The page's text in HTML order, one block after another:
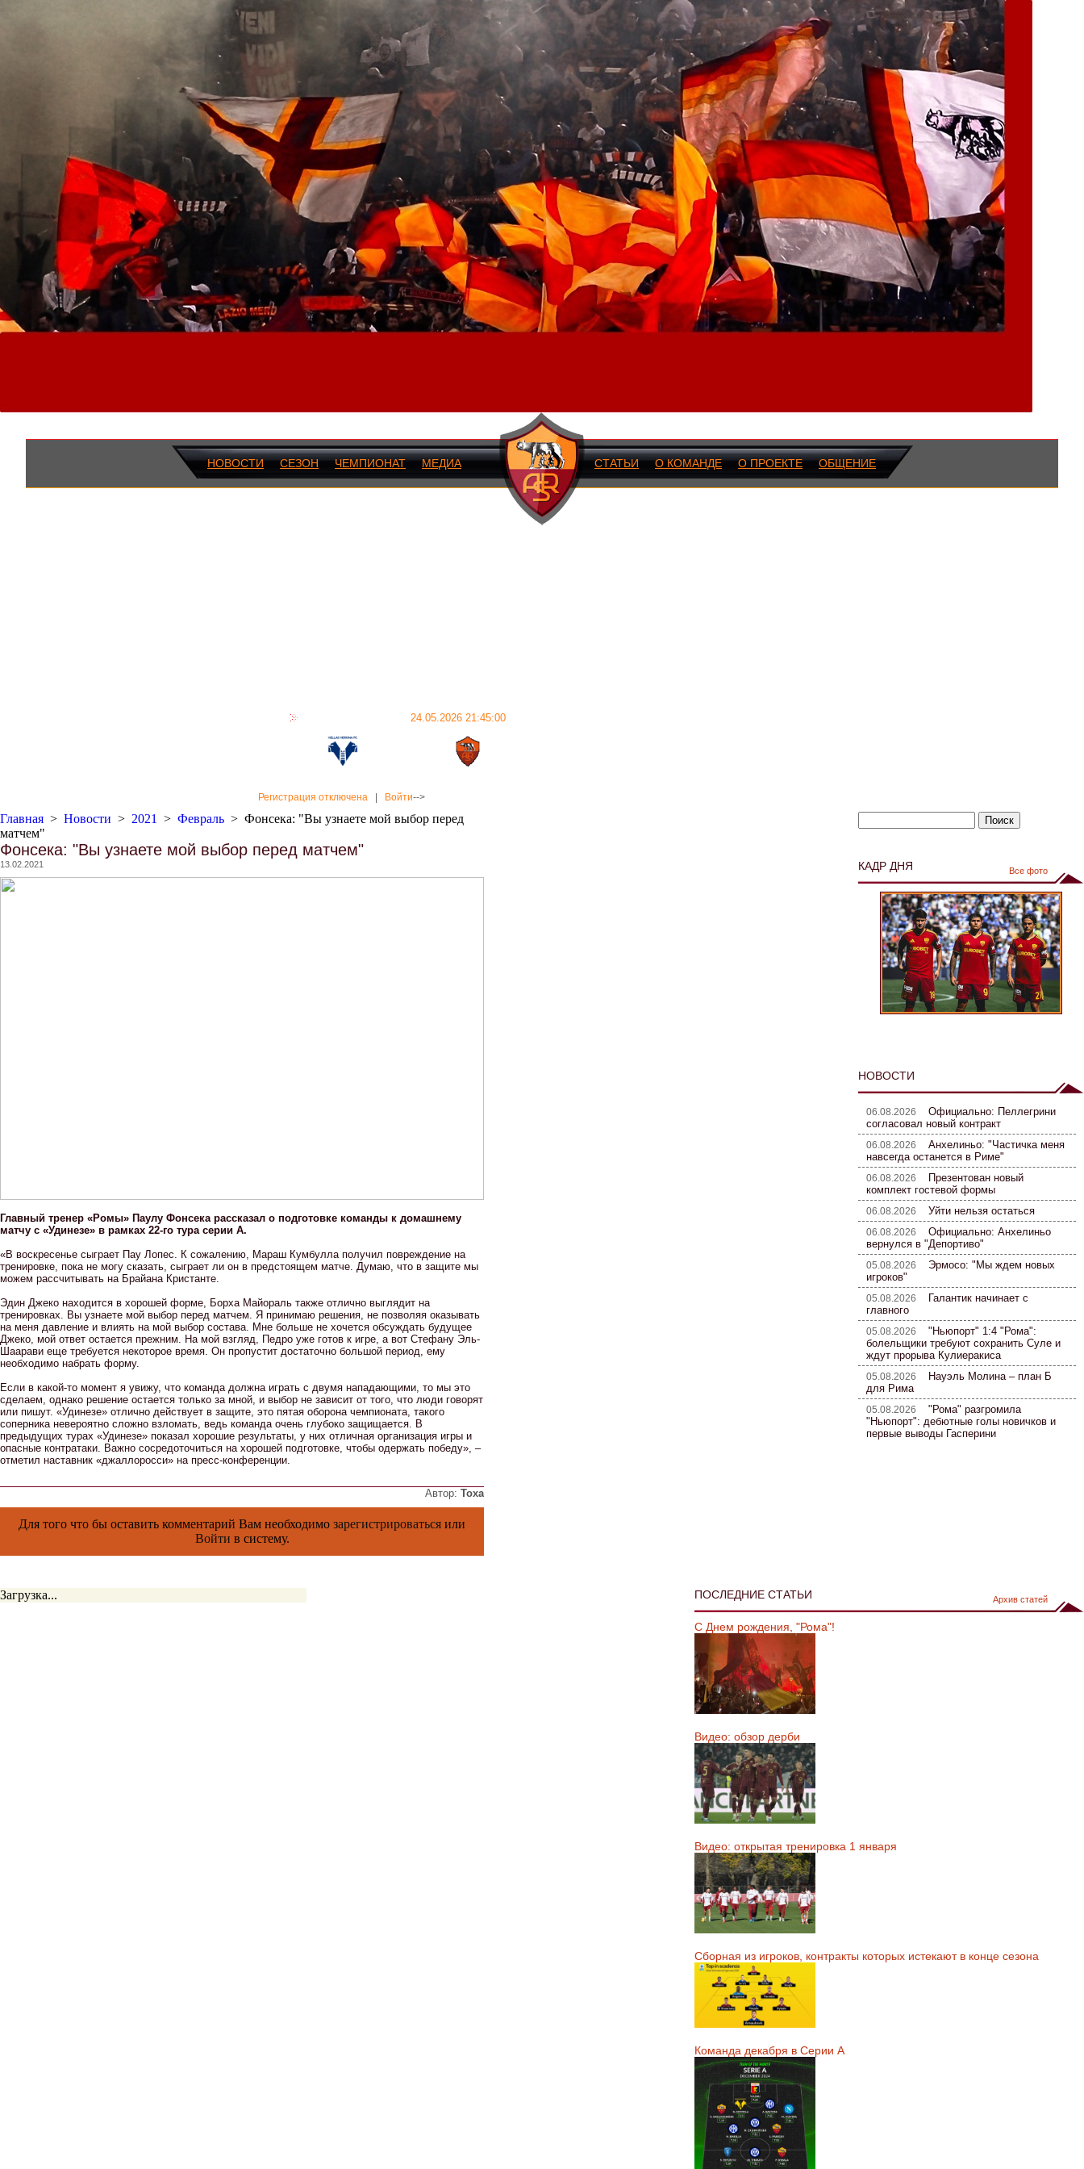
НОВОСТИ СЕЗОН ЧЕМПИОНАТ МЕДИА СТАТЬИ О КОМАНДЕ О ПРОЕКТЕ ОБЩЕНИЕ
24.05.2026 21:45:00
Регистрация отключена Войти-->
Главная > Новости > 2021 > Февраль > Фонсека: "Вы узнаете мой выбор перед
матчем"
Фонсека: "Вы узнаете мой выбор перед матчем"
13.02.2021
Главный тренер «Ромы» Паулу Фонсека рассказал о подготовке команды к домашнему
матчу с «Удинезе» в рамках 22-го тура серии А.
«В воскресенье сыграет Пау Лопес. К сожалению, Мараш Кумбулла получил повреждение на
тренировке, пока не могу сказать, сыграет ли он в предстоящем матче. Думаю, что в защите мы
можем рассчитывать на Брайана Кристанте.
Эдин Джеко находится в хорошей форме, Борха Майораль также отлично выглядит на
тренировках. Вы узнаете мой выбор перед матчем. Я принимаю решения, не позволяя оказывать
на меня давление и влиять на мой выбор состава. Мне больше не хочется обсуждать будущее
Джеко, мой ответ остается прежним. На мой взгляд, Педро уже готов к игре, а вот Стефану Эль-
Шаарави еще требуется некоторое время. Он пропустит достаточно большой период, ему
необходимо набрать форму.
Если в какой-то момент я увижу, что команда должна играть с двумя нападающими, то мы это
сделаем, однако решение остается только за мной, и выбор не зависит от того, что люди говорят
или пишут. «Удинезе» отлично действует в защите, это пятая оборона чемпионата, такого
соперника невероятно сложно взломать, ведь команда очень глубоко защищается. В
предыдущих турах «Удинезе» показал хорошие результаты, у них отличная организация игры и
опасные контратаки. Важно сосредоточиться на хорошей подготовке, чтобы одержать победу», –
отметил наставник «джаллоросси» на пресс-конференции.
Автор: Тоха
Для того что бы оставить комментарий Вам необходимо зарегистрироваться или
Войти в систему.
КАДР ДНЯ Все фото
НОВОСТИ
06.08.2026 Официально: Пеллегрини
согласовал новый контракт
06.08.2026 Анхелиньо: "Частичка меня
навсегда останется в Риме"
06.08.2026
Презентован новый
комплект гостевой формы
06.08.2026 Уйти нельзя остаться
06.08.2026 Официально: Анхелиньо
вернулся в "Депортиво"
05.08.2026 Эрмосо: "Мы ждем новых
игроков"
05.08.2026
Галантик начинает с
главного
05.08.2026 "Ньюпорт" 1:4 "Рома":
болельщики требуют сохранить Суле и
ждут прорыва Кулиеракиса
05.08.2026
Науэль Молина – план Б
для Рима
05.08.2026 "Рома" разгромила
"Ньюпорт": дебютные голы новичков и
первые выводы Гасперини
Загрузка... ПОСЛЕДНИЕ СТАТЬИ Архив статей
С Днем рождения, "Рома"!
Видео: обзор дерби
Видео: открытая тренировка 1 января
Сборная из игроков, контракты которых истекают в конце сезона
Команда декабря в Серии А